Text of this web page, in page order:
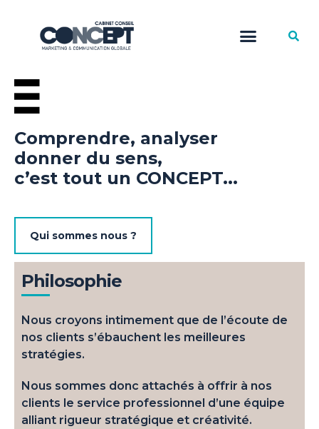
Comprendre, analyser
donner du sens,
c’est tout un CONCEPT...
Qui sommes nous ?
Philosophie
Nous croyons intimement que de l’écoute de
nos clients s’ébauchent les meilleures
stratégies.
Nous sommes donc attachés à offrir à nos
clients le service professionnel d’une équipe
alliant rigueur stratégique et créativité.
05/24
Conseil et communication pour
l'ouverture du restaurant La Côte &